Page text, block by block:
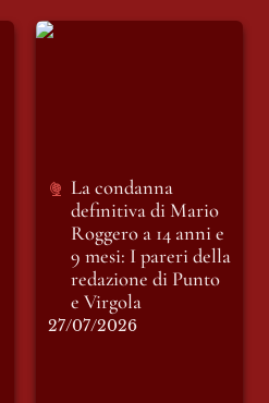
La condanna
La condanna
definitiva di Mario
Roggero a 14 anni e
9 mesi: I pareri della
redazione di Punto
e Virgola
27/07/2026